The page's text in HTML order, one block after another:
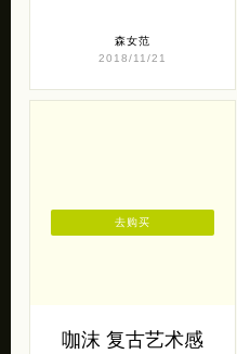
森女范
2018/11/21
咖沫 复古艺术感
去购买